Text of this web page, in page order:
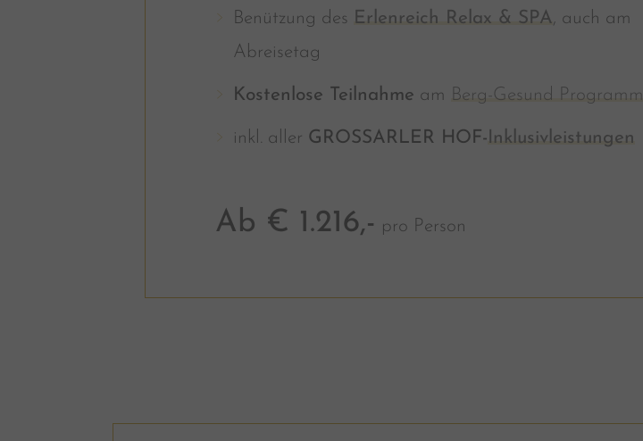
Benützung des Erlenreich Relax & SPA, auch am
Abreisetag
Kostenlose Teilnahme am Berg-Gesund Programm
inkl. aller GROSSARLER HOF- Inklusivleistungen
Ab € 1.216,- pro Person